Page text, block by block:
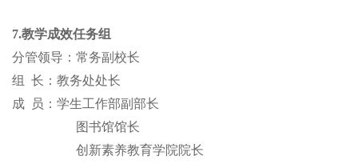
7.教学成效任务组
分管领导：常务副校长
组 长：教务处处长
成
员：学生工作部副部长
图书馆馆长
创新素养教育学院院长